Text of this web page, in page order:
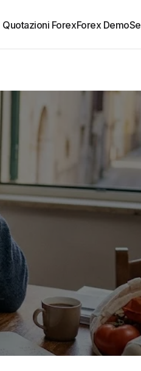
Quotazioni ForexForex Demo